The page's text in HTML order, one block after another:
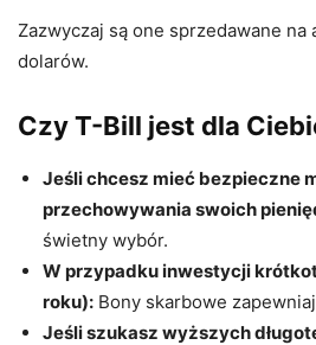
Zazwyczaj są one sprzedawane na
dolarów.
Czy T-Bill jest dla
Jeśli chcesz mieć bezpieczne
przechowywania swoich
świetny wybór.
W przypadku inwestycji
roku): Bony skarbowe
Jeśli szukasz wyższych